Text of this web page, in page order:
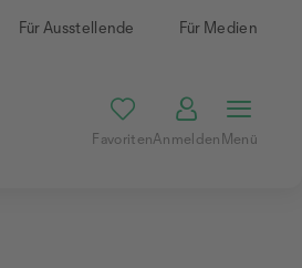
Für Ausstellende Für Medien
FavoritenAnmeldenMenü